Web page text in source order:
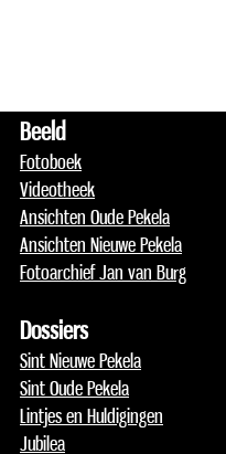
Beeld
Fotoboek
Videotheek
Ansichten Oude Pekela
Ansichten Nieuwe Pekela
Fotoarchief Jan van Burg
Dossiers
Sint Nieuwe Pekela
Sint Oude Pekela
Lintjes en Huldigingen
Jubilea